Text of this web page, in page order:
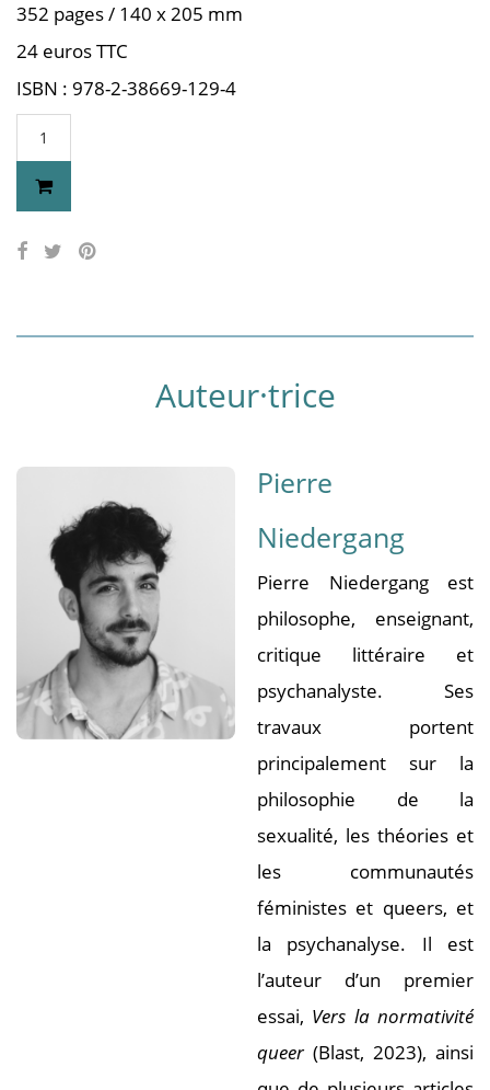
352 pages / 140 x 205 mm
24 euros TTC
ISBN : 978-2-38669-129-4
Auteur·trice
Pierre
Niedergang
Pierre Niedergang est
philosophe, enseignant,
critique littéraire et
psychanalyste. Ses
travaux portent
principalement sur la
philosophie de la
sexualité, les théories et
les communautés
féministes et queers, et
la psychanalyse. Il est
l’auteur d’un premier
essai, Vers la normativité
queer(Blast, 2023), ainsi